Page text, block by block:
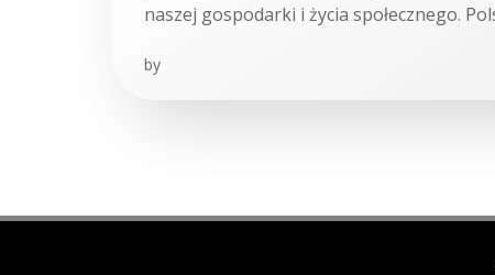
naszej gospodarki i życia społecznego.
by